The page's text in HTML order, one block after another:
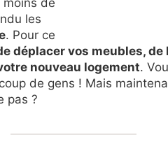
de
les
. Pour ce
déplacer vos meubles,
nouveau logement.
de gens ! Mais
pas ?